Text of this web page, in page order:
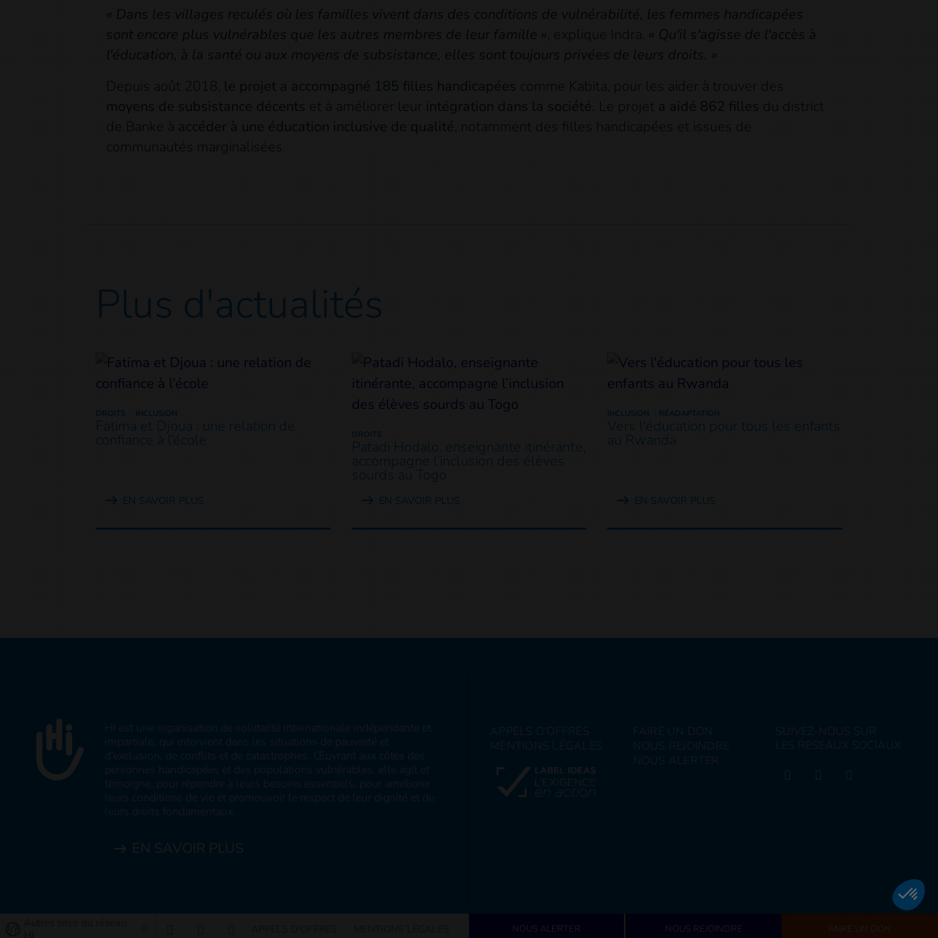
« Dans les villages reculés où les familles vivent dans des conditions de vulnérabilité, les femmes handicapées
sont encore plus vulnérables que les autres membres de leur famille », explique Indra. « Qu'il s'agisse de l'accès à
l'éducation, à la santé ou aux moyens de subsistance, elles sont toujours privées de leurs droits. »
Depuis août 2018, le projet a accompagné 185 filles handicapées comme Kabita, pour les aider à trouver des
moyens de subsistance décents et à améliorer leur intégration dans la société. Le projet a aidé 862 filles du district
de Banke à accéder à une éducation inclusive de qualité, notamment des filles handicapées et issues de
communautés marginalisées.
Plus d'actualités
DROITS INCLUSION
Fatima et Djoua : une relation de
confiance à l’école
EN SAVOIR PLUS
DROITS
Patadi Hodalo, enseignante itinérante,
accompagne l’inclusion des élèves
sourds au Togo
EN SAVOIR PLUS
INCLUSION RÉADAPTATION
Vers l'éducation pour tous les enfants
au Rwanda
EN SAVOIR PLUS
HI est une organisation de solidarité internationale indépendante et
impartiale, qui intervient dans les situations de pauvreté et
d’exclusion, de conflits et de catastrophes. Œuvrant aux côtés des
personnes handicapées et des populations vulnérables, elle agit et
témoigne, pour répondre à leurs besoins essentiels, pour améliorer
leurs conditions de vie et promouvoir le respect de leur dignité et de
leurs droits fondamentaux.
EN SAVOIR PLUS
APPELS D'OFFRES
MENTIONS LÉGALES
FAIRE UN DON
NOUS REJOINDRE
NOUS ALERTER
SUIVEZ-NOUS SUR
LES RESEAUX SOCIAUX
NOUS ALERTER NOUS REJOINDRE FAIRE UN DON